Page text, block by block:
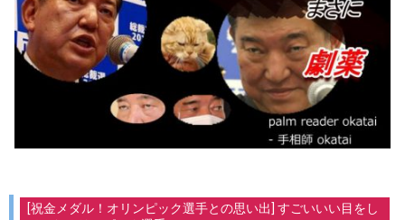
[祝金メダル！オリンピック選手との思い出] すごいいい目をし